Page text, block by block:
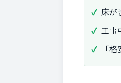
床が
工事
「